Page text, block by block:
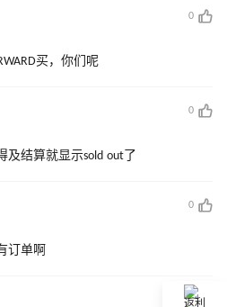
0
买，你们呢
0
及结算就显示sold out了
0
订单啊
0
返利